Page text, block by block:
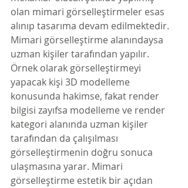
olan mimari görselleştirmeler esas
alınıp tasarıma devam edilmektedir.
Mimari görselleştirme alanındaysa
uzman kişiler tarafından yapılır.
Örnek olarak görselleştirmeyi
yapacak kişi 3D modelleme
konusunda hakimse, fakat render
bilgisi zayıfsa modelleme ve render
kategori alanında uzman kişiler
tarafından da çalışılması
görselleştirmenin doğru sonuca
ulaşmasına yarar. Mimari
görselleştirme estetik bir açıdan